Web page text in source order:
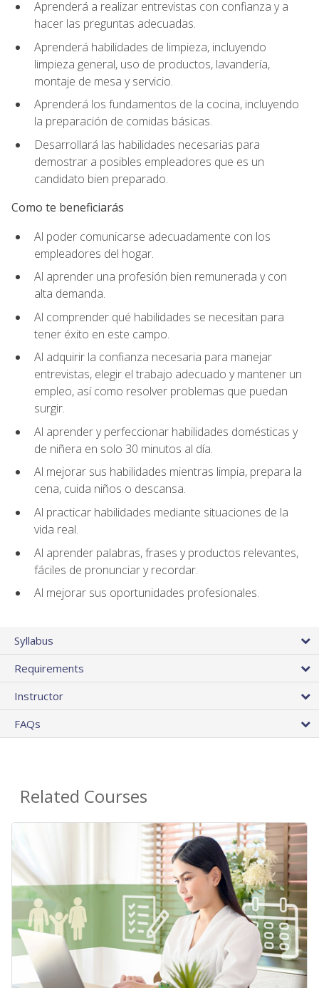
Aprenderá a realizar entrevistas con confianza y a
hacer las preguntas adecuadas.
Aprenderá habilidades de limpieza, incluyendo
limpieza general, uso de productos, lavandería,
montaje de mesa y servicio.
Aprenderá los fundamentos de la cocina, incluyendo
la preparación de comidas básicas.
Desarrollará las habilidades necesarias para
demostrar a posibles empleadores que es un
candidato bien preparado.
Como te beneficiarás
Al poder comunicarse adecuadamente con los
empleadores del hogar.
Al aprender una profesión bien remunerada y con
alta demanda.
Al comprender qué habilidades se necesitan para
tener éxito en este campo.
Al adquirir la confianza necesaria para manejar
entrevistas, elegir el trabajo adecuado y mantener un
empleo, así como resolver problemas que puedan
surgir.
Al aprender y perfeccionar habilidades domésticas y
de niñera en solo 30 minutos al día.
Al mejorar sus habilidades mientras limpia, prepara la
cena, cuida niños o descansa.
Al practicar habilidades mediante situaciones de la
vida real.
Al aprender palabras, frases y productos relevantes,
fáciles de pronunciar y recordar.
Al mejorar sus oportunidades profesionales.
Syllabus
Requirements
Instructor
FAQs
Related Courses